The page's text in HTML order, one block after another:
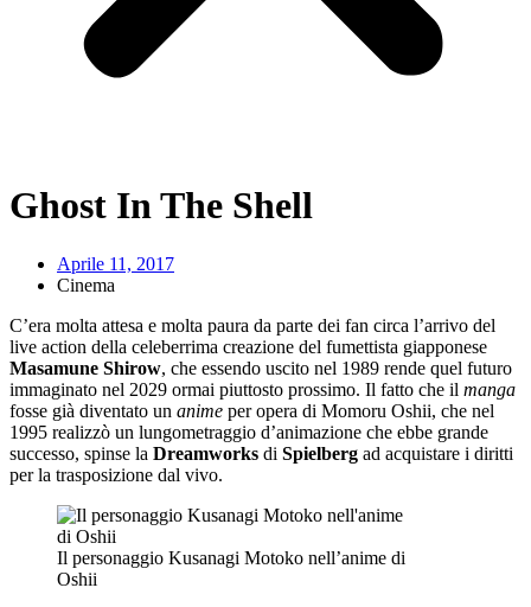
Ghost In The Shell
Aprile 11, 2017
Cinema
C’era molta attesa e molta paura da parte dei fan circa l’arrivo del
live action della celeberrima creazione del fumettista giapponese
Masamune Shirow, che essendo uscito nel 1989 rende quel futuro
immaginato nel 2029 ormai piuttosto prossimo. Il fatto che il manga
fosse già diventato un anime per opera di Momoru Oshii, che nel
1995 realizzò un lungometraggio d’animazione che ebbe grande
successo, spinse la Dreamworks di Spielberg ad acquistare i diritti
per la trasposizione dal vivo.
Il personaggio Kusanagi Motoko nell’anime di
Oshii